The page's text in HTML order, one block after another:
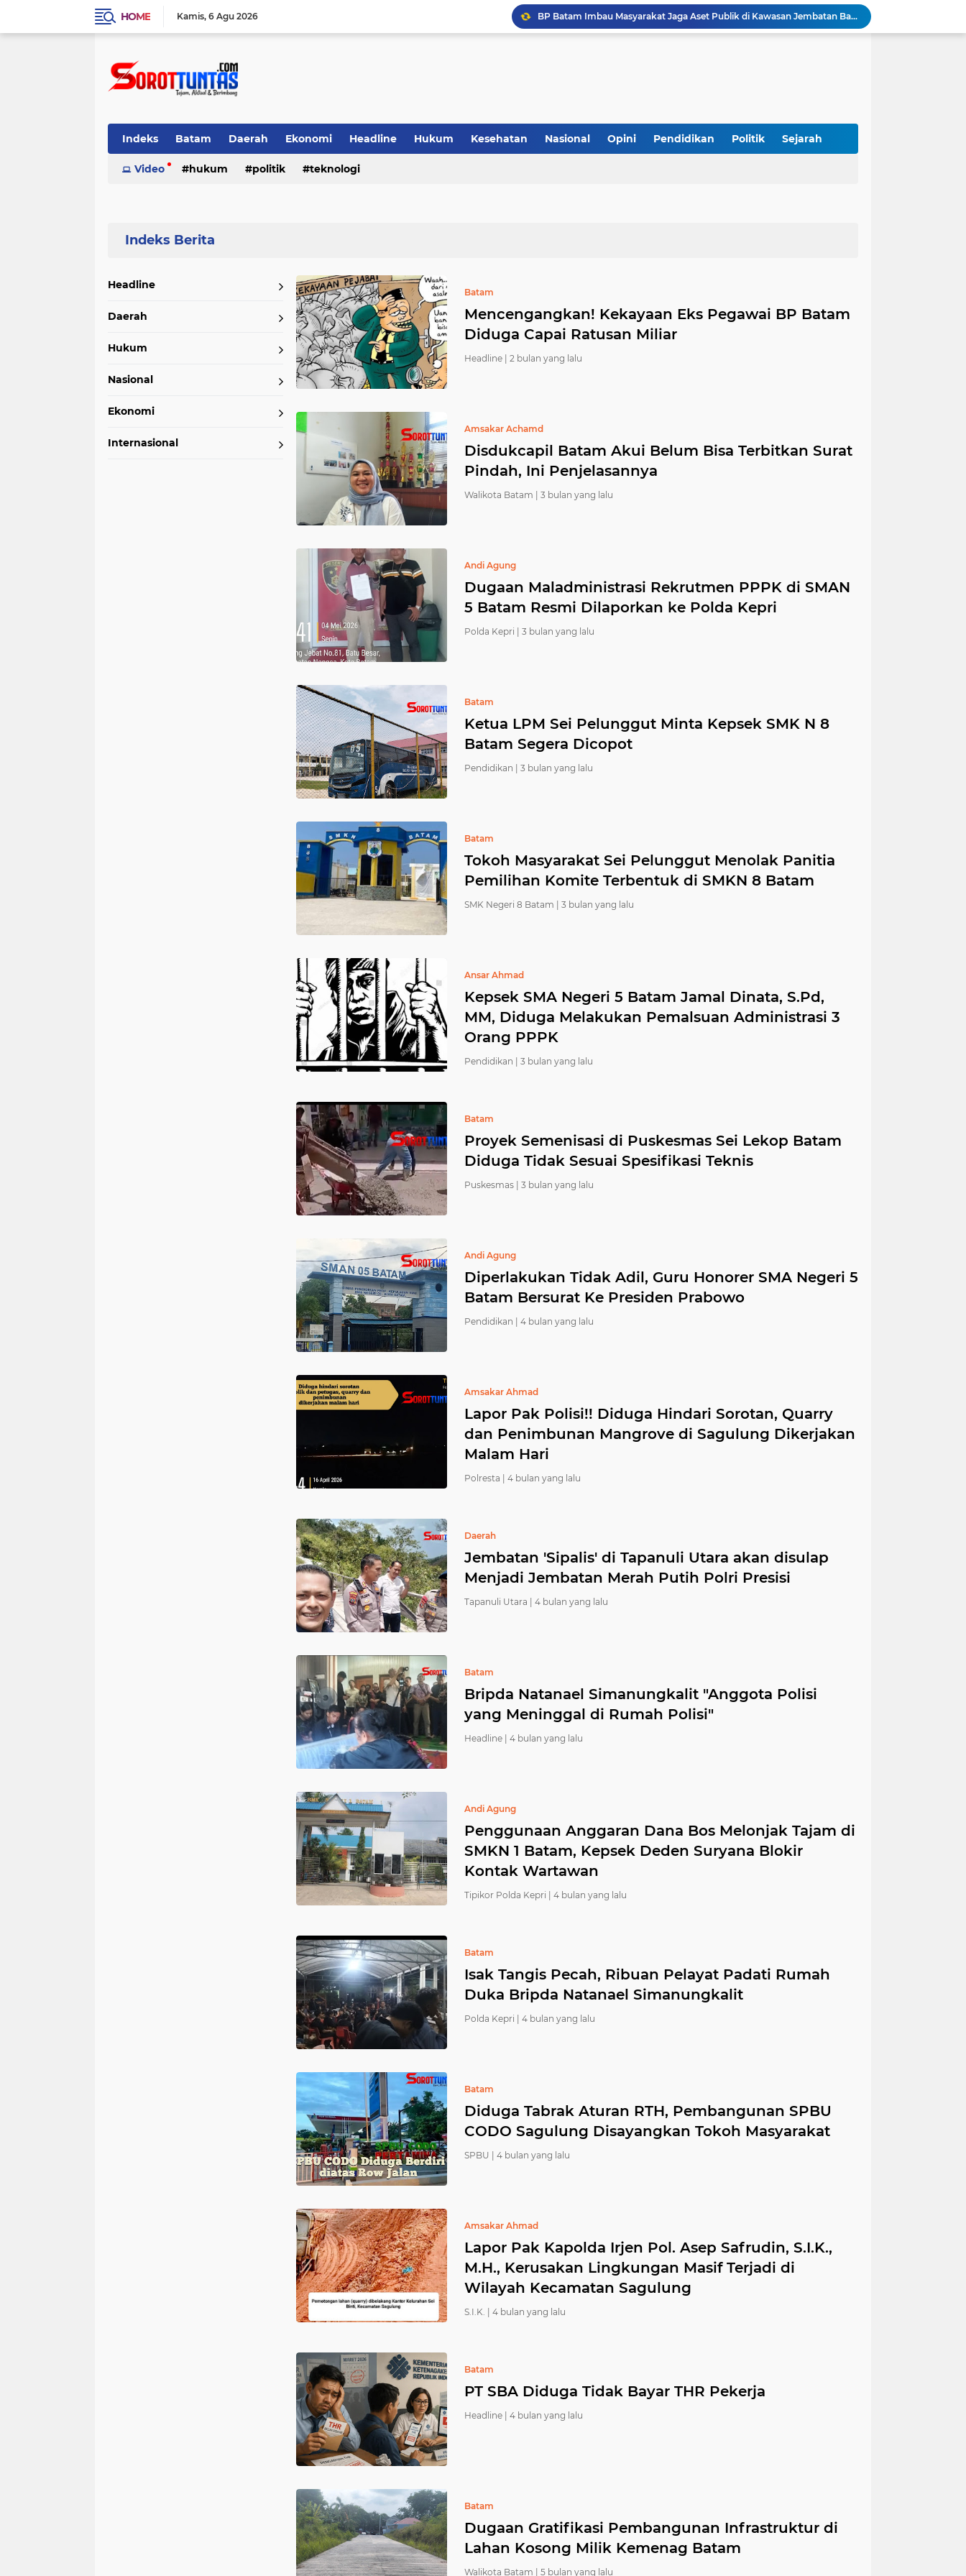
HOME Kamis 6 Agu 2026 BP Batam Imbau Masyarakat Jaga Aset Publik di Kawasan Jembatan Barelang
Tim Monev Aceh 1 Satgas PPR Pusat Monitor langsung Penanganan Bencana di Kabupaten Bener Meriah Aceh
Dorong Percepatan Investasi, BP Batam Perkuat Tata Kelola Pertanahan melalui Pelaporan Mandiri LMS
Modus Koperasi Diduga Jual LKS, SMA Negeri 17 Batam Potensi Raup Rp300 Juta Lebih
Indeks Batam Daerah Ekonomi Headline Hukum Kesehatan Nasional Opini Pendidikan Politik Sejarah
Teknologi
Video hukum politik teknologi
Headline
Daerah
Hukum
Nasional
Ekonomi
Internasional
Batam
Mencengangkan! Kekayaan Eks Pegawai BP Batam
Diduga Capai Ratusan Miliar
Headline | 2 bulan yang lalu
Amsakar Achamd
Disdukcapil Batam Akui Belum Bisa Terbitkan Surat
Pindah, Ini Penjelasannya
Walikota Batam | 3 bulan yang lalu
Andi Agung
Dugaan Maladministrasi Rekrutmen PPPK di SMAN
5 Batam Resmi Dilaporkan ke Polda Kepri
Polda Kepri | 3 bulan yang lalu
Batam
Ketua LPM Sei Pelunggut Minta Kepsek SMK N 8
Batam Segera Dicopot
Pendidikan | 3 bulan yang lalu
Batam
Tokoh Masyarakat Sei Pelunggut Menolak Panitia
Pemilihan Komite Terbentuk di SMKN 8 Batam
SMK Negeri 8 Batam | 3 bulan yang lalu
Ansar Ahmad
Kepsek SMA Negeri 5 Batam Jamal Dinata, S.Pd,
MM, Diduga Melakukan Pemalsuan Administrasi 3
Orang PPPK
Pendidikan | 3 bulan yang lalu
Batam
Proyek Semenisasi di Puskesmas Sei Lekop Batam
Diduga Tidak Sesuai Spesifikasi Teknis
Puskesmas | 3 bulan yang lalu
Andi Agung
Diperlakukan Tidak Adil, Guru Honorer SMA Negeri 5
Batam Bersurat Ke Presiden Prabowo
Pendidikan | 4 bulan yang lalu
Amsakar Ahmad
Lapor Pak Polisi!! Diduga Hindari Sorotan, Quarry
dan Penimbunan Mangrove di Sagulung Dikerjakan
Malam Hari
Polresta | 4 bulan yang lalu
Daerah
Jembatan 'Sipalis' di Tapanuli Utara akan disulap
Menjadi Jembatan Merah Putih Polri Presisi
Tapanuli Utara | 4 bulan yang lalu
Batam
Bripda Natanael Simanungkalit "Anggota Polisi
yang Meninggal di Rumah Polisi"
Headline | 4 bulan yang lalu
Andi Agung
Penggunaan Anggaran Dana Bos Melonjak Tajam di
SMKN 1 Batam, Kepsek Deden Suryana Blokir
Kontak Wartawan
Tipikor Polda Kepri | 4 bulan yang lalu
Batam
Isak Tangis Pecah, Ribuan Pelayat Padati Rumah
Duka Bripda Natanael Simanungkalit
Polda Kepri | 4 bulan yang lalu
Batam
Diduga Tabrak Aturan RTH, Pembangunan SPBU
CODO Sagulung Disayangkan Tokoh Masyarakat
SPBU | 4 bulan yang lalu
Amsakar Ahmad
Lapor Pak Kapolda Irjen Pol. Asep Safrudin, S.I.K.,
M.H., Kerusakan Lingkungan Masif Terjadi di
Wilayah Kecamatan Sagulung
S.I.K. | 4 bulan yang lalu
Batam
PT SBA Diduga Tidak Bayar THR Pekerja
Headline | 4 bulan yang lalu
Batam
Dugaan Gratifikasi Pembangunan Infrastruktur di
Lahan Kosong Milik Kemenag Batam
Walikota Batam | 5 bulan yang lalu